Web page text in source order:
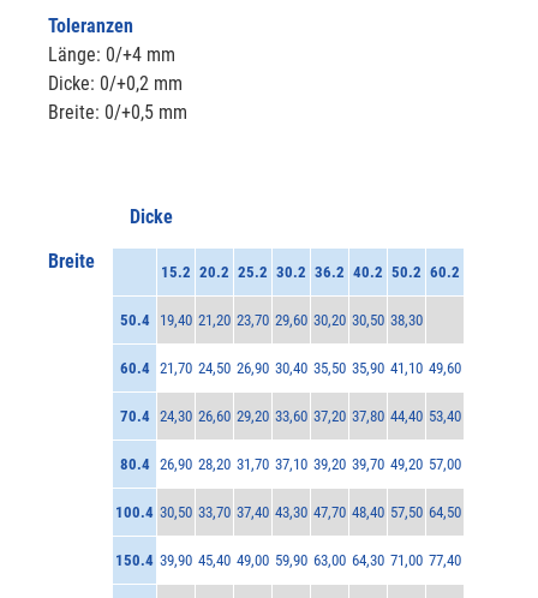
Toleranzen
Länge: 0/+4 mm
Dicke: 0/+0,2 mm
Breite: 0/+0,5 mm
Dicke
Breite
15.2 20.2 25.2 30.2 36.2 40.2 50.2 60.2
50.4 19,40 21,20 23,70 29,60 30,20 30,50 38,30
60.4 21,70 24,50 26,90 30,40 35,50 35,90 41,10 49,60
70.4 24,30 26,60 29,20 33,60 37,20 37,80 44,40 53,40
80.4 26,90 28,20 31,70 37,10 39,20 39,70 49,20 57,00
100.4 30,50 33,70 37,40 43,30 47,70 48,40 57,50 64,50
150.4 39,90 45,40 49,00 59,90 63,00 64,30 71,00 77,40